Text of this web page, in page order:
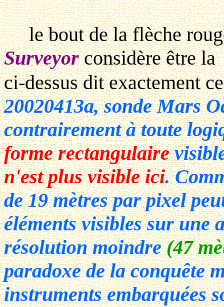
le bout de la flèche
Surveyorconsidère être la
ci-dessus dit exactement
20020413a, sonde Mars
contrairement à toute
forme rectangulaire
n'est plus visible ici.
de 19 mètres par pixel
éléments visibles sur une
résolution moindre(47
paradoxe de la conquête
instruments embarquées